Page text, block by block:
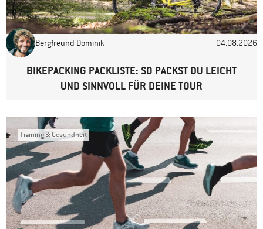
Antworten
E-Mail-Adresse*
Website
Bergfreund Dominik 04.08.2026
BIKEPACKING PACKLISTE: SO PACKST DU LEICHT
UND SINNVOLL FÜR DEINE TOUR
Training & Gesundheit